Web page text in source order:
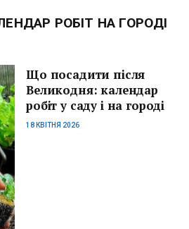
РОБІТ НА ГОРОДІ
Що посадити після
Великодня: календар
робіт у саду і на городі
18 КВІТНЯ 2026